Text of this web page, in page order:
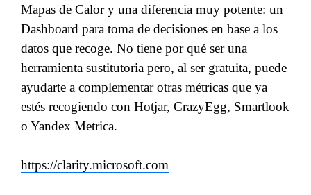
Mapas de Calor y una diferencia muy potente: un
Dashboard para toma de decisiones en base a los
datos que recoge. No tiene por qué ser una
herramienta sustitutoria pero, al ser gratuita, puede
ayudarte a complementar otras métricas que ya
estés recogiendo con Hotjar, CrazyEgg, Smartlook
o Yandex Metrica.
https://clarity.microsoft.com